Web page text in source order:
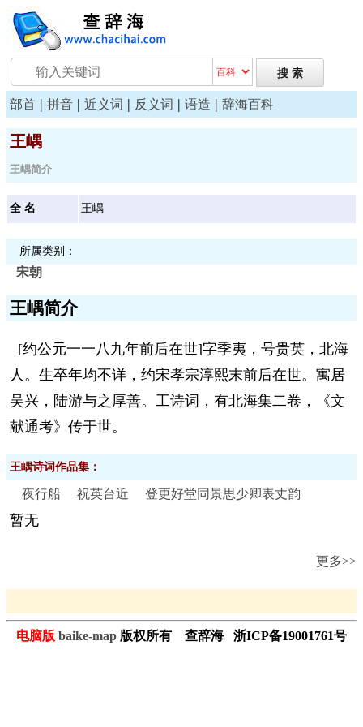
部首 | 拼音 | 近义词 | 反义词 | 语造 | 辞海百科
王嵎
王嵎简介
全 名 王嵎
所属类别：
宋朝
王嵎简介
[约公元一一八九年前后在世]字季夷，号贵英，北海
人。生卒年均不详，约宋孝宗淳熙末前后在世。寓居
吴兴，陆游与之厚善。工诗词，有北海集二卷，《文
献通考》传于世。
王嵎诗词作品集：
夜行船 祝英台近 登更好堂同景思少卿表丈韵
暂无
更多>>
电脑版 baike-map 版权所有 查辞海 浙ICP备19001761号